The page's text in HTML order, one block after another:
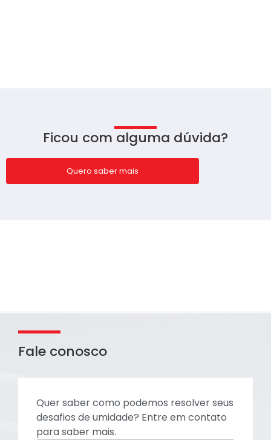
Ficou com alguma dúvida?
Quero saber mais
Quer saber como podemos resolver seus
desafios de umidade? Entre em contato
para saber mais.
Fale conosco